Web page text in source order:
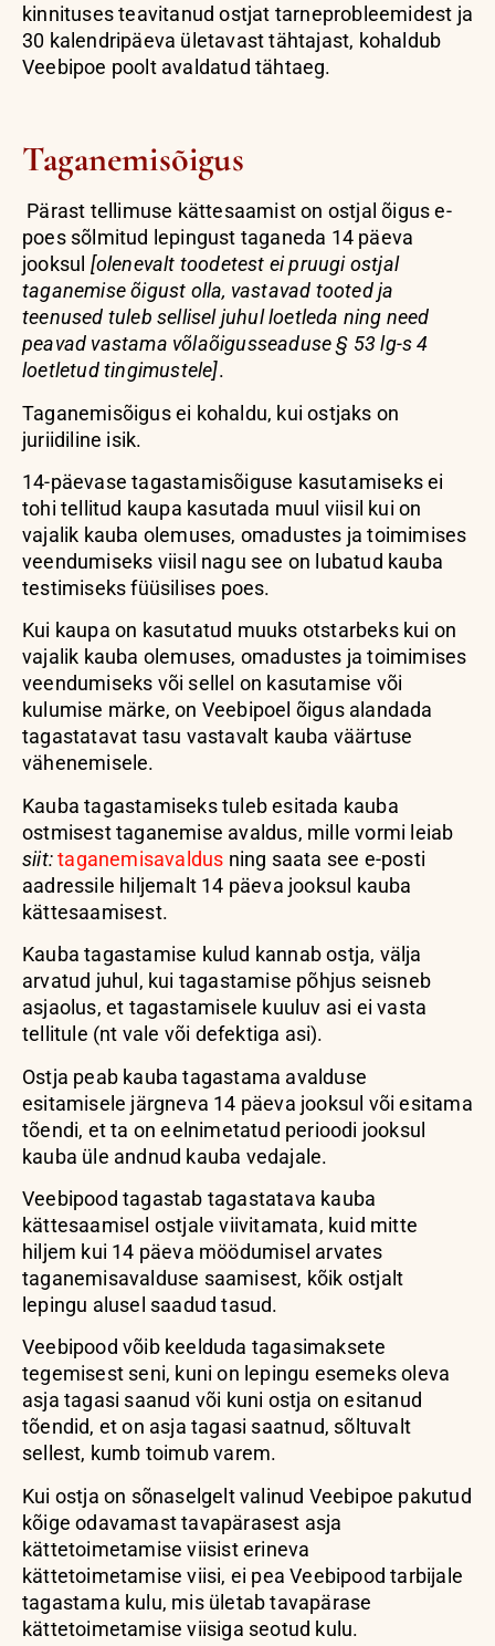
kinnituses teavitanud ostjat tarneprobleemidest ja
30 kalendripäeva ületavast tähtajast, kohaldub
Veebipoe poolt avaldatud tähtaeg.
Taganemisõigus
Pärast tellimuse kättesaamist on ostjal õigus e-
poes sõlmitud lepingust taganeda 14 päeva
jooksul [olenevalt toodetest ei pruugi ostjal
taganemise õigust olla, vastavad tooted ja
teenused tuleb sellisel juhul loetleda ning need
peavad vastama võlaõigusseaduse § 53 lg-s 4
loetletud tingimustele].
Taganemisõigus ei kohaldu, kui ostjaks on
juriidiline isik.
14-päevase tagastamisõiguse kasutamiseks ei
tohi tellitud kaupa kasutada muul viisil kui on
vajalik kauba olemuses, omadustes ja toimimises
veendumiseks viisil nagu see on lubatud kauba
testimiseks füüsilises poes.
Kui kaupa on kasutatud muuks otstarbeks kui on
vajalik kauba olemuses, omadustes ja toimimises
veendumiseks või sellel on kasutamise või
kulumise märke, on Veebipoel õigus alandada
tagastatavat tasu vastavalt kauba väärtuse
vähenemisele.
Kauba tagastamiseks tuleb esitada kauba
ostmisest taganemise avaldus, mille vormi leiab
siit:taganemisavaldus ning saata see e-posti
aadressile hiljemalt 14 päeva jooksul kauba
kättesaamisest.
Kauba tagastamise kulud kannab ostja, välja
arvatud juhul, kui tagastamise põhjus seisneb
asjaolus, et tagastamisele kuuluv asi ei vasta
tellitule (nt vale või defektiga asi).
Ostja peab kauba tagastama avalduse
esitamisele järgneva 14 päeva jooksul või esitama
tõendi, et ta on eelnimetatud perioodi jooksul
kauba üle andnud kauba vedajale.
Veebipood tagastab tagastatava kauba
kättesaamisel ostjale viivitamata, kuid mitte
hiljem kui 14 päeva möödumisel arvates
taganemisavalduse saamisest, kõik ostjalt
lepingu alusel saadud tasud.
Veebipood võib keelduda tagasimaksete
tegemisest seni, kuni on lepingu esemeks oleva
asja tagasi saanud või kuni ostja on esitanud
tõendid, et on asja tagasi saatnud, sõltuvalt
sellest, kumb toimub varem.
Kui ostja on sõnaselgelt valinud Veebipoe pakutud
kõige odavamast tavapärasest asja
kättetoimetamise viisist erineva
kättetoimetamise viisi, ei pea Veebipood tarbijale
tagastama kulu, mis ületab tavapärase
kättetoimetamise viisiga seotud kulu.